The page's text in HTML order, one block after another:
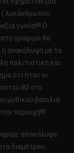
( λυκάνθρωπου
γωνία!!!! Ο
γράψιμο θα
η ανακάλυψη με τα
πολιτιστική και
ότι ήταν οι
80 στο
μυθικού βασιλιά
περιοχή!!!!
αποκάλυψε
διαμέτρου